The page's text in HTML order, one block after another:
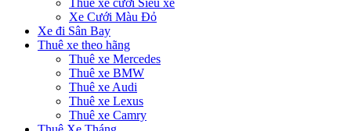
Thuê xe cưới Siêu xe
Xe Cưới Màu Đỏ
Xe đi Sân Bay
Thuê xe theo hãng
Thuê xe Mercedes
Thuê xe BMW
Thuê xe Audi
Thuê xe Lexus
Thuê xe Camry